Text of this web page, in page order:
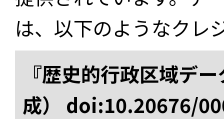
は、以下のようなクレ
『歴史的行政区域デ
成） doi:10.20676/